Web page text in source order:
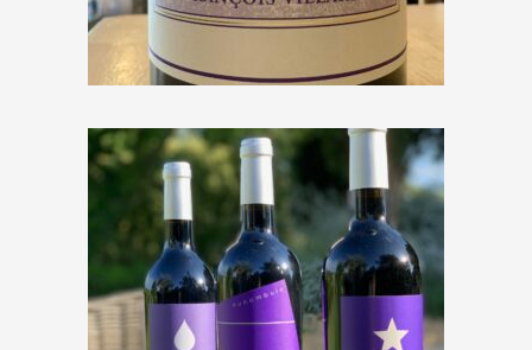
€41,00